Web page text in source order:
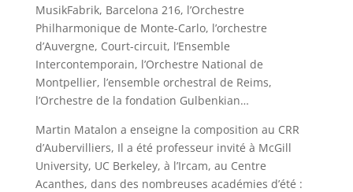
MusikFabrik, Barcelona 216, l’Orchestre
Philharmonique de Monte-Carlo, l’orchestre
d’Auvergne, Court-circuit, l’Ensemble
Intercontemporain, l’Orchestre National de
Montpellier, l’ensemble orchestral de Reims,
l’Orchestre de la fondation Gulbenkian…
Martin Matalon a enseigne la composition au CRR
d’Aubervilliers, Il a été professeur invité à McGill
University, UC Berkeley, à l’Ircam, au Centre
Acanthes, dans des nombreuses académies d’été :